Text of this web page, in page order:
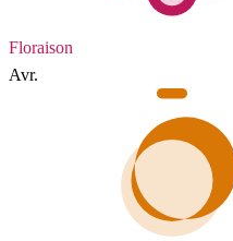
Floraison
Avr.